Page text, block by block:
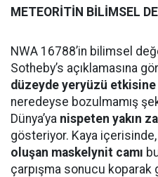
METEORİTİN BİLİMSEL
NWA 16788’in bilimsel
Sotheby’s açıklamasına
düzeyde yeryüzü etkisine
neredeyse bozulmamış
Dünya’ya nispeten yakın
gösteriyor. Kaya içerisinde,
oluşan maskelynit camı
çarpışma sonucu koparak